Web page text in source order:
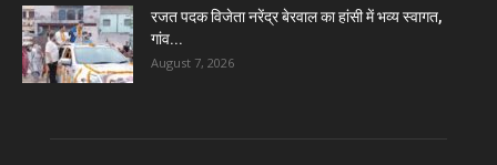
रजत पदक विजेता नरेंद्र बेरवाल का हांसी में भव्य स्वागत,
गांव...
August 7, 2026